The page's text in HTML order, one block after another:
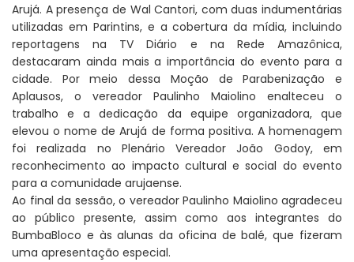
Arujá. A presença de Wal Cantori, com duas indumentárias
utilizadas em Parintins, e a cobertura da mídia, incluindo
reportagens na TV Diário e na Rede Amazônica,
destacaram ainda mais a importância do evento para a
cidade. Por meio dessa Moção de Parabenização e
Aplausos, o vereador Paulinho Maiolino enalteceu o
trabalho e a dedicação da equipe organizadora, que
elevou o nome de Arujá de forma positiva. A homenagem
foi realizada no Plenário Vereador João Godoy, em
reconhecimento ao impacto cultural e social do evento
para a comunidade arujaense.
Ao final da sessão, o vereador Paulinho Maiolino agradeceu
ao público presente, assim como aos integrantes do
BumbaBloco e às alunas da oficina de balé, que fizeram
uma apresentação especial.